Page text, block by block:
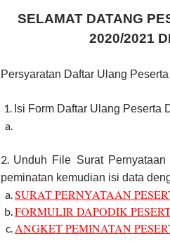
SELAMAT DATANG
2020/2021
Persyaratan Daftar Ulang
1. Isi Form Daftar Ulang Peserta
2. Unduh File Surat
peminatan kemudian isi data
SURAT PERNYATAAN
FORMULIR DAPODIK
ANGKET PEMINATAN